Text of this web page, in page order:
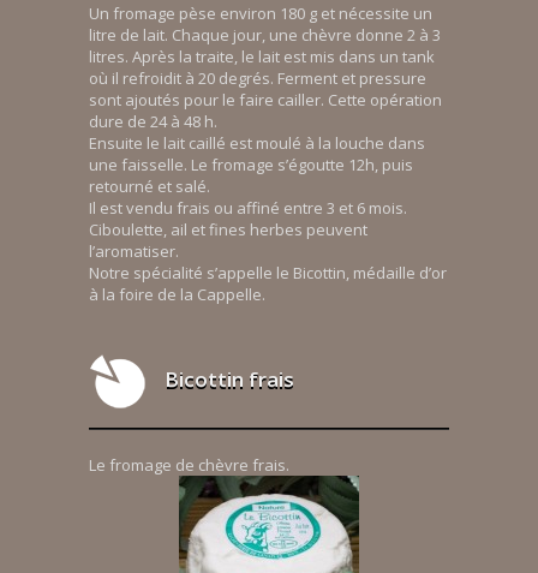
Un fromage pèse environ 180 g et nécessite un
litre de lait. Chaque jour, une chèvre donne 2 à 3
litres. Après la traite, le lait est mis dans un tank
où il refroidit à 20 degrés. Ferment et pressure
sont ajoutés pour le faire cailler. Cette opération
dure de 24 à 48 h.
Ensuite le lait caillé est moulé à la louche dans
une faisselle. Le fromage s’égoutte 12h, puis
retourné et salé.
Il est vendu frais ou affiné entre 3 et 6 mois.
Ciboulette, ail et fines herbes peuvent
l’aromatiser.
Notre spécialité s’appelle le Bicottin, médaille d’or
à la foire de la Cappelle.
Bicottin frais
Le fromage de chèvre frais.